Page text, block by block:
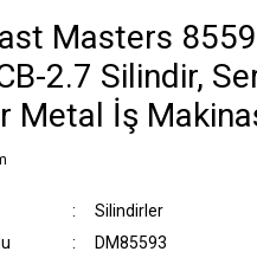
Masters
2.7 Silindir,
Metal İş
Silindirler
DM85593